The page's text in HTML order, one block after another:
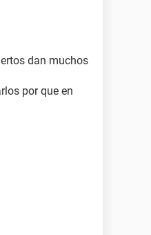
dan muchos
por que en